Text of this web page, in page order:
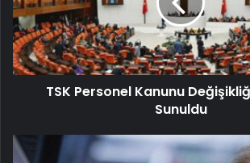
TSK Personel Kanunu
Sunuldu